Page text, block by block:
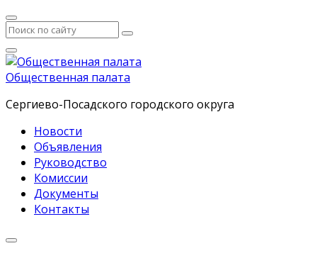
Общественная палата
Сергиево-Посадского городского округа
Новости
Объявления
Руководство
Комиссии
Документы
Контакты